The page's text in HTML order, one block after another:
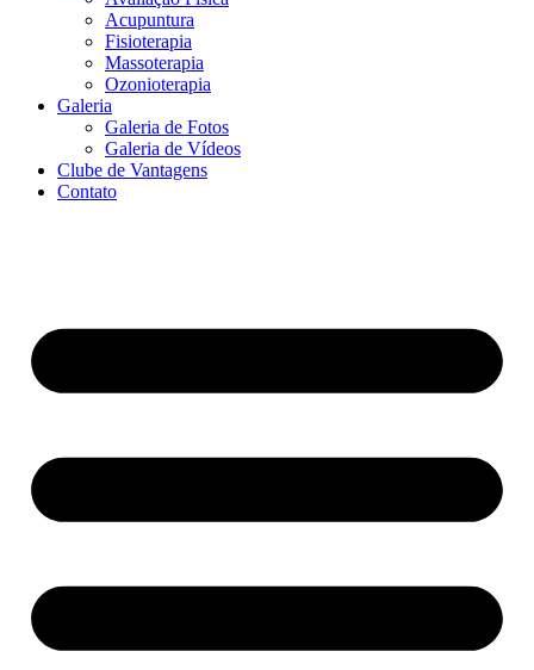
Acupuntura
Fisioterapia
Massoterapia
Ozonioterapia
Galeria
Galeria de Fotos
Galeria de Vídeos
Clube de Vantagens
Contato